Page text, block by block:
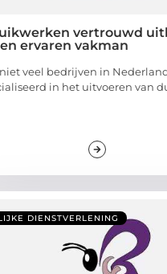
vertrouwd
ervaren vakman
veel bedrijven in
in het uitvoeren van
DIENSTVERLENING